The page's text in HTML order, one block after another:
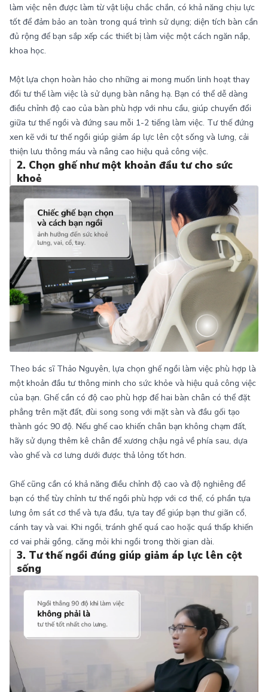
làm việc nên được làm từ vật liệu chắc chắn, có khả năng chịu lực
tốt để đảm bảo an toàn trong quá trình sử dụng; diện tích bàn cần
đủ rộng để bạn sắp xếp các thiết bị làm việc một cách ngăn nắp,
khoa học.
Một lựa chọn hoàn hảo cho những ai mong muốn linh hoạt thay
đổi tư thế làm việc là sử dụng bàn nâng hạ. Bạn có thể dễ dàng
điều chỉnh độ cao của bàn phù hợp với nhu cầu, giúp chuyển đổi
giữa tư thế ngồi và đứng sau mỗi 1-2 tiếng làm việc. Tư thế đứng
xen kẽ với tư thế ngồi giúp giảm áp lực lên cột sống và lưng, cải
thiện lưu thông máu và nâng cao hiệu quả công việc.
2. Chọn ghế như một khoản đầu tư cho sức
khoẻ
Theo bác sĩ Thảo Nguyên, lựa chọn ghế ngồi làm việc phù hợp là
một khoản đầu tư thông minh cho sức khỏe và hiệu quả công việc
của bạn. Ghế cần có độ cao phù hợp để hai bàn chân có thể đặt
phẳng trên mặt đất, đùi song song với mặt sàn và đầu gối tạo
thành góc 90 độ. Nếu ghế cao khiến chân bạn không chạm đất,
hãy sử dụng thêm kê chân để xương chậu ngả về phía sau, dựa
vào ghế và cơ lưng dưới được thả lỏng tốt hơn.
Ghế cũng cần có khả năng điều chỉnh độ cao và độ nghiêng để
bạn có thể tùy chỉnh tư thế ngồi phù hợp với cơ thể, có phần tựa
lưng ôm sát cơ thể và tựa đầu, tựa tay để giúp bạn thư giãn cổ,
cánh tay và vai. Khi ngồi, tránh ghế quá cao hoặc quá thấp khiến
cơ vai phải gồng, căng mỏi khi ngồi trong thời gian dài.
3. Tư thế ngồi đúng giúp giảm áp lực lên cột
sống